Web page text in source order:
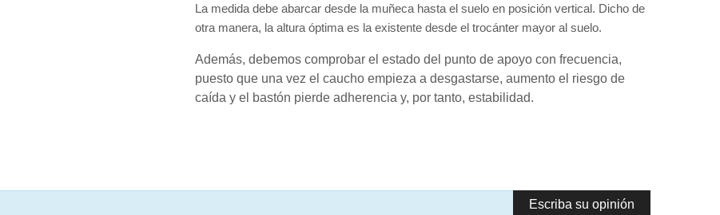
La medida debe abarcar desde la muñeca hasta el suelo en posición vertical. Dicho de
otra manera, la altura óptima es la existente desde el trocánter mayor al suelo.
Además, debemos comprobar el estado del punto de apoyo con frecuencia,
puesto que una vez el caucho empieza a desgastarse, aumento el riesgo de
caída y el bastón pierde adherencia y, por tanto, estabilidad.
Escriba su opinión